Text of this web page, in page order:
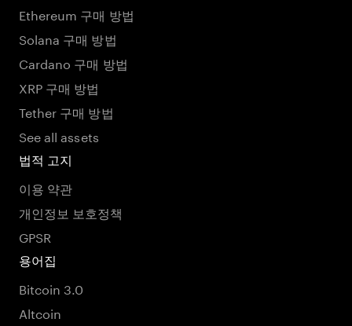
Ethereum 구매 방법
Solana 구매 방법
Cardano 구매 방법
XRP 구매 방법
Tether 구매 방법
See all assets
법적 고지
이용 약관
개인정보 보호정책
GPSR
용어집
Bitcoin 3.0
Altcoin